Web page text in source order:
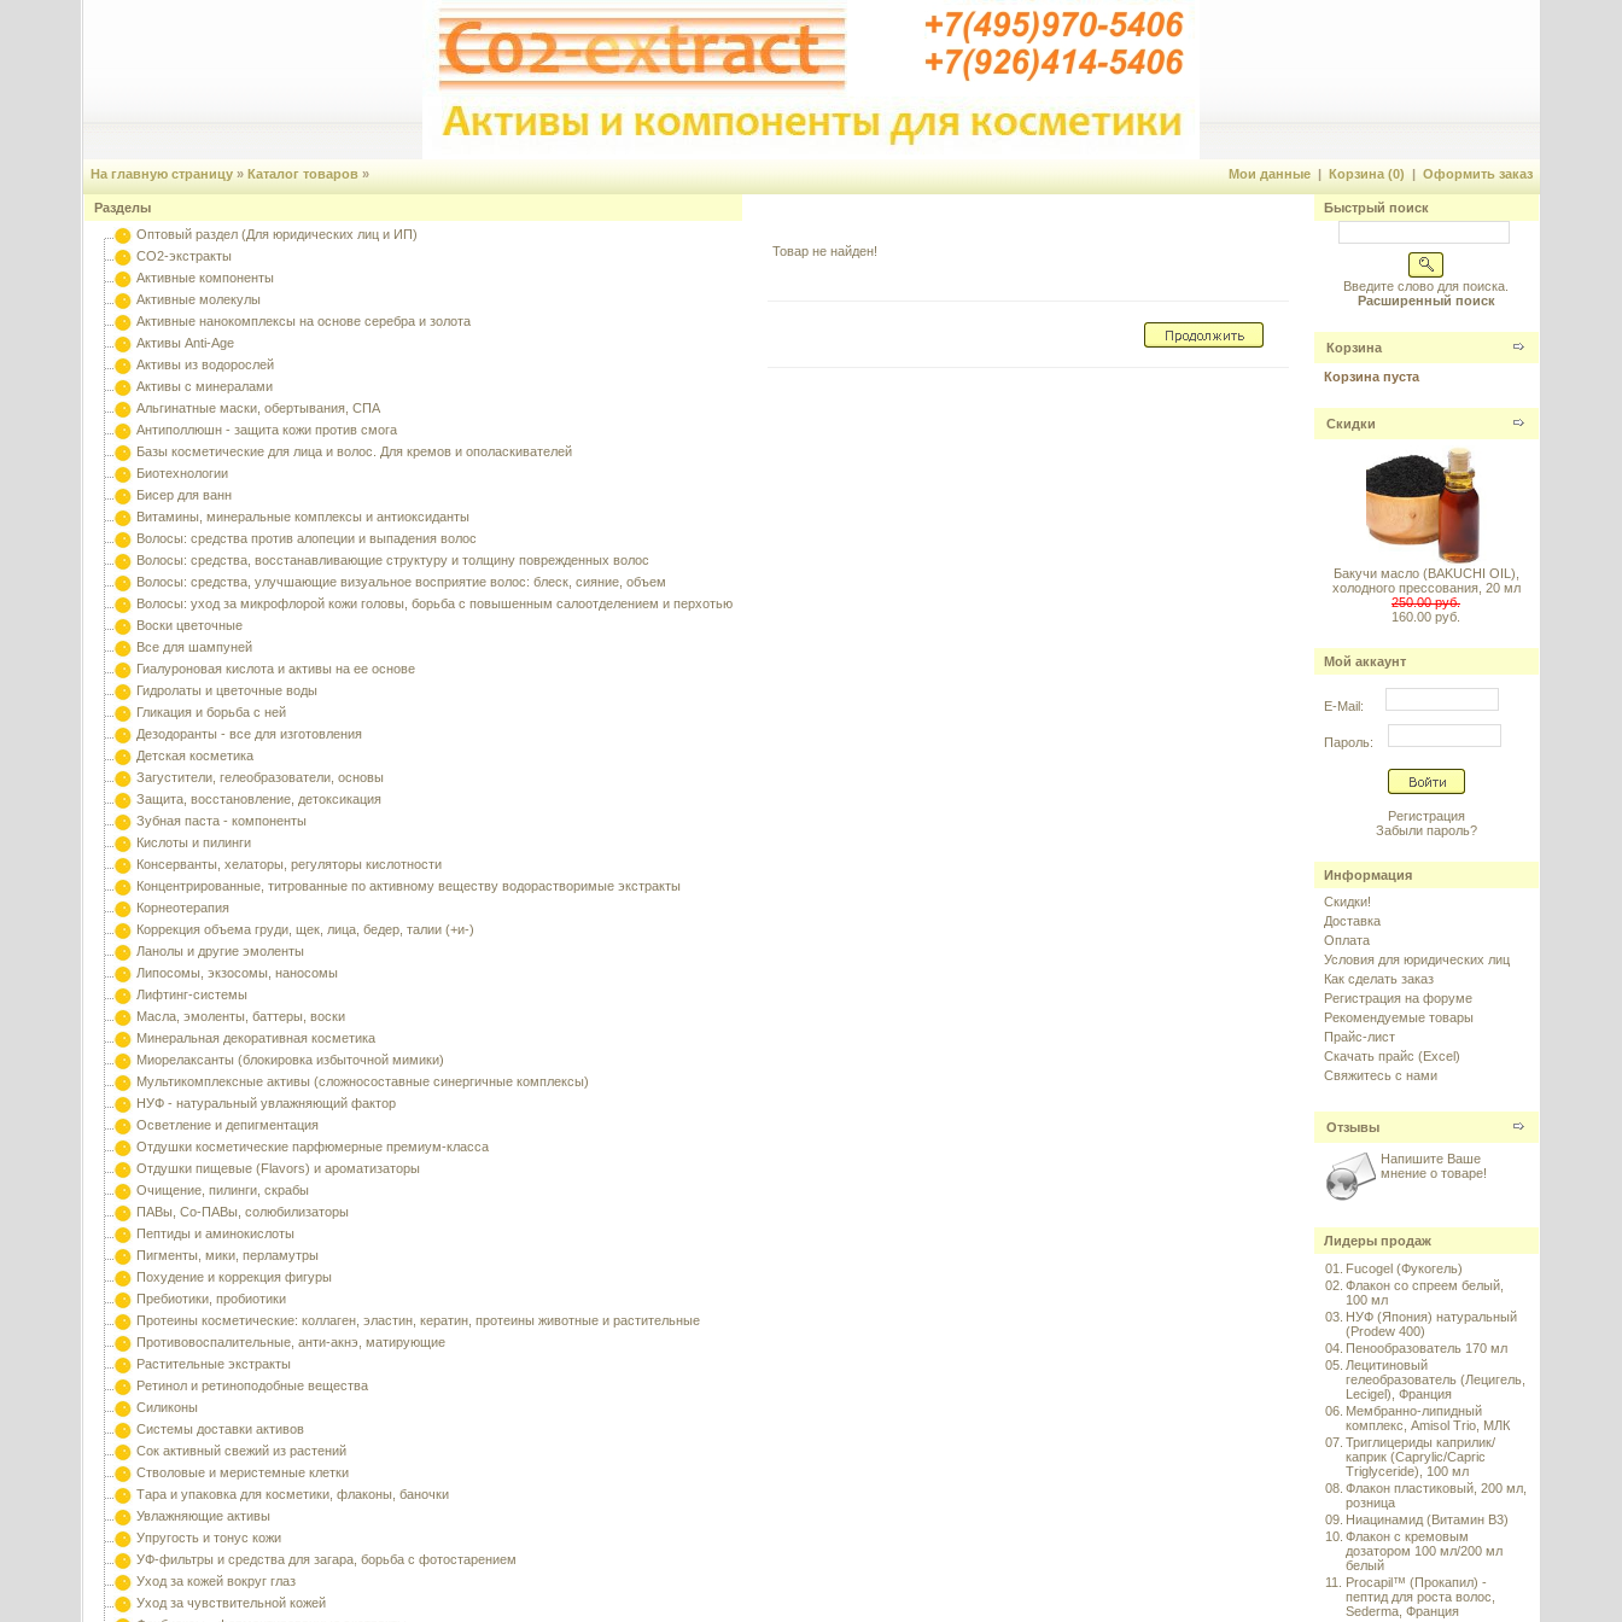
На главную страницу» Каталог товаров» Мои данные| Корзина (0) | Оформить заказ
Разделы
Оптовый раздел (Для юридических лиц и ИП)
CO2-экстракты
Активные компоненты
Активные молекулы
Активные нанокомплексы на основе серебра и золота
Активы Anti-Age
Активы из водорослей
Активы с минералами
Альгинатные маски, обертывания, СПА
Антиполлюшн - защита кожи против смога
Базы косметические для лица и волос. Для кремов и ополаскивателей
Биотехнологии
Бисер для ванн
Витамины, минеральные комплексы и антиоксиданты
Волосы: средства против алопеции и выпадения волос
Волосы: средства, восстанавливающие структуру и толщину поврежденных волос
Волосы: средства, улучшающие визуальное восприятие волос: блеск, сияние, объем
Волосы: уход за микрофлорой кожи головы, борьба с повышенным салоотделением и перхотью
Воски цветочные
Все для шампуней
Гиалуроновая кислота и активы на ее основе
Гидролаты и цветочные воды
Гликация и борьба с ней
Дезодоранты - все для изготовления
Детская косметика
Загустители, гелеобразователи, основы
Защита, восстановление, детоксикация
Зубная паста - компоненты
Кислоты и пилинги
Консерванты, хелаторы, регуляторы кислотности
Концентрированные, титрованные по активному веществу водорастворимые экстракты
Корнеотерапия
Коррекция объема груди, щек, лица, бедер, талии (+и-)
Ланолы и другие эмоленты
Липосомы, экзосомы, наносомы
Лифтинг-системы
Масла, эмоленты, баттеры, воски
Минеральная декоративная косметика
Миорелаксанты (блокировка избыточной мимики)
Мультикомплексные активы (сложносоставные синергичные комплексы)
НУФ - натуральный увлажняющий фактор
Осветление и депигментация
Отдушки косметические парфюмерные премиум-класса
Отдушки пищевые (Flavors) и ароматизаторы
Очищение, пилинги, скрабы
ПАВы, Со-ПАВы, солюбилизаторы
Пептиды и аминокислоты
Пигменты, мики, перламутры
Похудение и коррекция фигуры
Пребиотики, пробиотики
Протеины косметические: коллаген, эластин, кератин, протеины животные и растительные
Противовоспалительные, анти-акнэ, матирующие
Растительные экстракты
Ретинол и ретиноподобные вещества
Силиконы
Системы доставки активов
Сок активный свежий из растений
Стволовые и меристемные клетки
Тара и упаковка для косметики, флаконы, баночки
Увлажняющие активы
Упругость и тонус кожи
УФ-фильтры и средства для загара, борьба с фотостарением
Уход за кожей вокруг глаз
Уход за чувствительной кожей
Товар не найден!
Быстрый поиск
Введите слово для поиска.
Расширенный поиск
Корзина
Корзина пуста
Скидки
Бакучи масло (BAKUCHI OIL),
холодного прессования, 20 мл
250.00 руб.
160.00 руб.
Мой аккаунт
E-Mail:
Пароль:
Регистрация
Забыли пароль?
Информация
Скидки!
Доставка
Оплата
Условия для юридических лиц
Как сделать заказ
Регистрация на форуме
Рекомендуемые товары
Прайс-лист
Скачать прайс (Excel)
Свяжитесь с нами
Отзывы
Напишите Ваше
мнение о товаре!
Лидеры продаж
01.
Fucogel (Фукогель)
02. Флакон со спреем белый,
100 мл
03. НУФ (Япония) натуральный
(Prodew 400)
04. Пенообразователь 170 мл
05. Лецитиновый
гелеобразователь (Лецигель,
Lecigel), Франция
06. Мембранно-липидный
комплекс, Amisol Trio, МЛК
07. Триглицериды каприлик/
каприк (Caprylic/Capric
Triglyceride), 100 мл
08. Флакон пластиковый, 200 мл,
розница
09. Ниацинамид (Витамин B3)
10. Флакон с кремовым
дозатором 100 мл/200 мл
белый
11.
Procapil™ (Прокапил) -
пептид для роста волос,
Sederma, Франция